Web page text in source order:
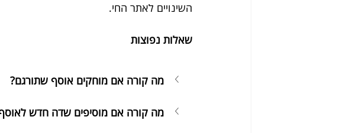
השינויים לאתר החי.
שאלות נפוצות
מה קורה אם מוחקים אוסף שתורגם?
מה קורה אם מוסיפים שדה חדש לאוסף